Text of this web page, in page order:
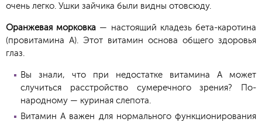
очень легко. Ушки зайчика были видны отовсюду.
Оранжевая морковка — настоящий кладезь бета-каротина
(провитамина А). Этот витамин основа общего здоровья
глаз.
Вы знали, что при недостатке витамина А может
случиться расстройство сумеречного зрения? По-
народному — куриная слепота.
Витамин А важен для нормального функционирования